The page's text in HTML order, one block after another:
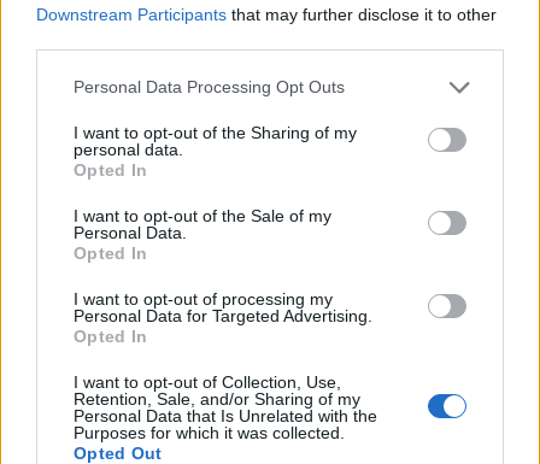
Downstream Participants that may further disclose it to other
Personal Data Processing Opt Outs
I want to opt-out of the Sharing of my
personal data.
Opted In
I want to opt-out of the Sale of my
Personal Data.
Opted In
I want to opt-out of processing my
Personal Data for Targeted Advertising.
Opted In
I want to opt-out of Collection, Use,
Retention, Sale, and/or Sharing of my
Personal Data that Is Unrelated with the
Purposes for which it was collected.
Opted Out
Zjarret shkaktojnë frikë në
Krujë, banorët kthehen
pas natës së vështirë,
Aulon Kalaja: Banesat u
shpëtuan
FOTOT/ Me tatuazh dhe
orë në dorë, kush është
Luana Vjollcën me
pushime?!